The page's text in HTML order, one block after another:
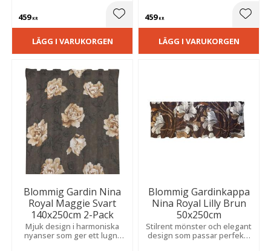
perfekt för ett inbjudande
vardagsrum eller sovrum.
459KR Lägg till i favoriter
LÄGG I VARUKORGEN
ett inbjudande uttryck i
459KR
LÄGG I VARUKORGEN
Blommig Gardin Nina
Royal Maggie Svart
140x250cm 2-Pack
Mjuk design i harmoniska
nyanser som ger ett lugnt
Blommig Gardinkappa
Nina Royal Lilly Brun
50x250cm
Stilrent mönster och elegant
design som passar perfekt i